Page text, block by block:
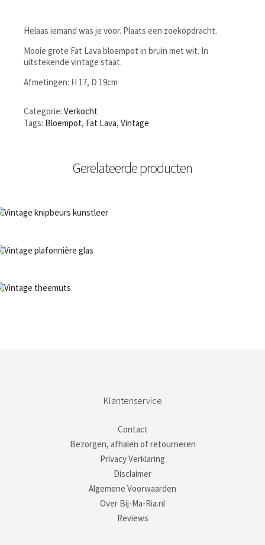
Helaas iemand was je voor. Plaats een zoekopdracht.
Mooie grote Fat Lava bloempot in bruin met wit. In
uitstekende vintage staat.
Afmetingen: H 17, D 19cm
Categorie: Verkocht
Tags: Bloempot, Fat Lava, Vintage
Gerelateerde producten
Klantenservice
Contact
Bezorgen, afhalen of retourneren
Privacy Verklaring
Disclaimer
Algemene Voorwaarden
Over Bij-Ma-Ria.nl
Reviews